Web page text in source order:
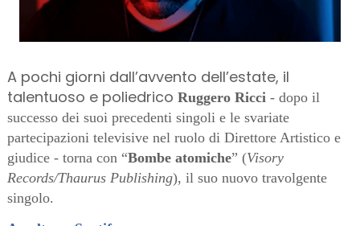
A pochi giorni dall’avvento dell’estate, il
talentuoso e poliedrico Ruggero Ricci - dopo il
successo dei suoi precedenti singoli e le svariate
partecipazioni televisive nel ruolo di Direttore Artistico e
giudice - torna con “Bombe atomiche” (Visory
Records/Thaurus Publishing), il suo nuovo travolgente
singolo.